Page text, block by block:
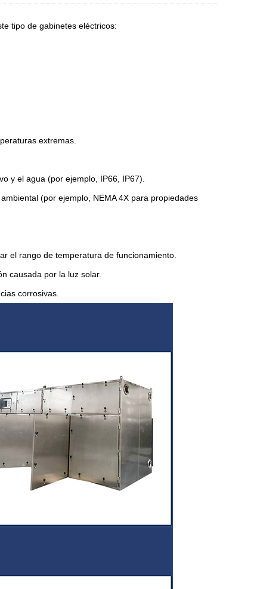
tipo de gabinetes eléctricos:
extremas.
y el agua (por ejemplo, IP66, IP67).
(por ejemplo, NEMA 4X para propiedades
el rango de temperatura de funcionamiento.
causada por la luz solar.
corrosivas.